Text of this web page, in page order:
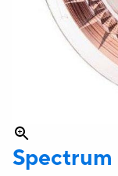
Spectrum